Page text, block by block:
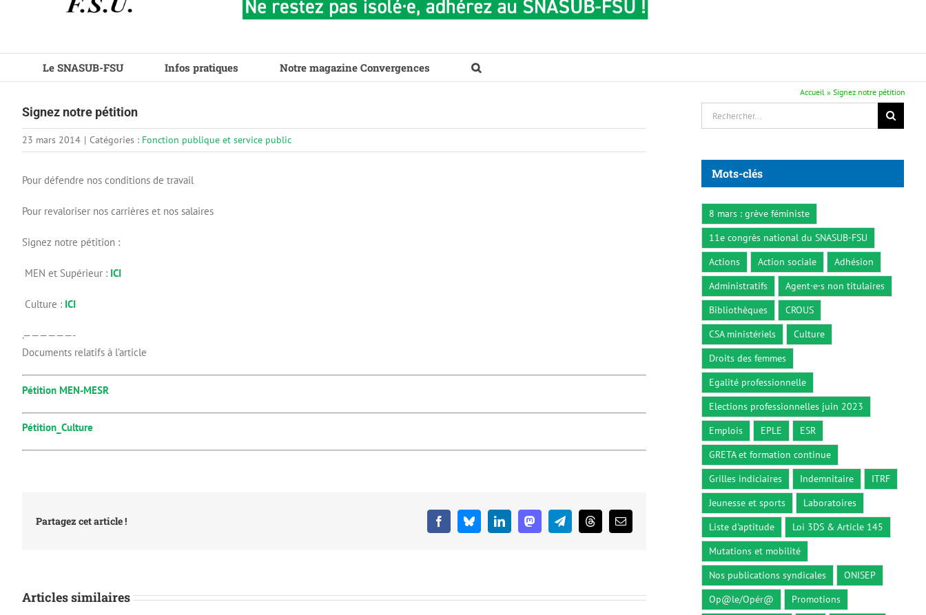
Le SNASUB-FSU Infos pratiques Notre magazine Convergences
Accueil » Signez notre pétition
Signez notre pétition
23 mars 2014 | Catégories : Fonction publique et service public
Pour défendre nos conditions de travail
Pour revaloriser nos carrières et nos salaires
Signez notre pétition :
MEN et Supérieur : ICI
Culture : ICI
.——————-
Documents relatifs à l’article
Pétition MEN-MESR
Pétition_Culture
Partagez cet article ! FacebookBlueskyLinkedInMastodonTelegramThreadsEmail
Articles similaires
Rechercher:
Mots-clés
8 mars : grève féministe
11e congrès national du SNASUB-FSU
Actions
Action sociale
Adhésion
Administratifs
Agent·e·s non titulaires
Bibliothèques
CROUS
CSA ministériels
Culture
Droits des femmes
Egalité professionnelle
Elections professionnelles juin 2023
Emplois
EPLE
ESR
GRETA et formation continue
Grilles indiciaires
Indemnitaire
ITRF
Jeunesse et sports
Laboratoires
Liste d'aptitude
Loi 3DS & Article 145
Mutations et mobilité
Nos publications syndicales
ONISEP
Op@le/Opér@
Promotions